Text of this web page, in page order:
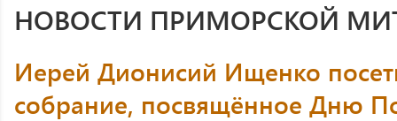
НОВОСТИ ПРИМОРСКОЙ
Иерей Дионисий Ищенко
собрание, посвящённое Дню